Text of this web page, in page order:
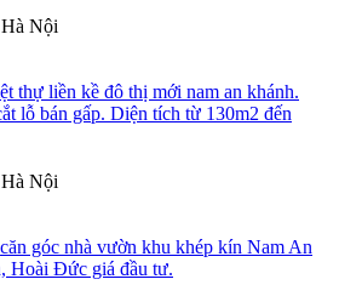
Nội
thự liền kề đô thị mới nam an khánh.
lỗ bán gấp. Diện tích từ 130m2 đến
Nội
góc nhà vườn khu khép kín Nam An
Hoài Đức giá đầu tư.